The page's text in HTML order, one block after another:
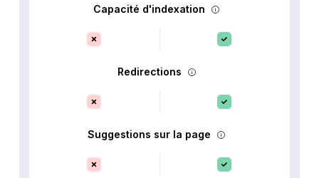
Capacité d'indexation
Redirections
Suggestions sur la page